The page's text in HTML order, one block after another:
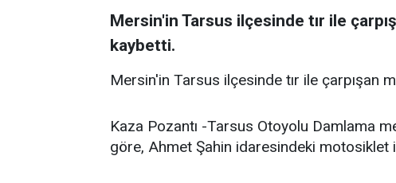
Mersin'in Tarsus ilçesinde tır ile
kaybetti.
Mersin'in Tarsus ilçesinde tır ile çarpışan
Kaza Pozantı -Tarsus Otoyolu Damlama
göre, Ahmet Şahin idaresindeki motosiklet